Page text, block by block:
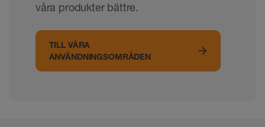
våra produkter bättre.
TILL VÅRA
ANVÄNDNINGSOMRÅDEN